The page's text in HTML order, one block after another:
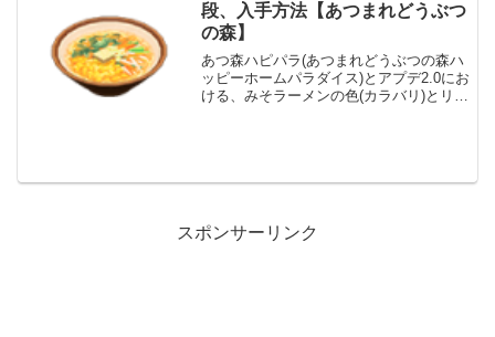
段、入手方法【あつまれどうぶつ
の森】
あつ森ハピパラ(あつまれどうぶつの森ハ
ッピーホームパラダイス)とアプデ2.0にお
ける、みそラーメンの色(カラバリ)とリメ
スポンサーリンク